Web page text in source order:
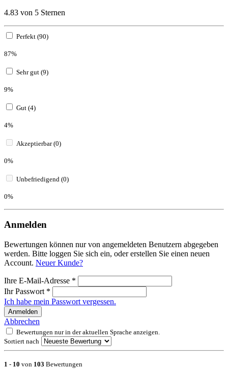
4.83 von 5 Sternen
Perfekt (90)
87%
Sehr gut (9)
9%
Gut (4)
4%
Akzeptierbar (0)
0%
Unbefriedigend (0)
0%
Anmelden
Bewertungen können nur von angemeldeten Benutzern abgegeben
werden. Bitte loggen Sie sich ein, oder erstellen Sie einen neuen
Account. Neuer Kunde?
Ihre E-Mail-Adresse *
Ihr Passwort *
Ich habe mein Passwort vergessen.
Anmelden
Abbrechen
Bewertungen nur in der aktuellen Sprache anzeigen.
Sortiert nach
1 - 10 von 103 Bewertungen